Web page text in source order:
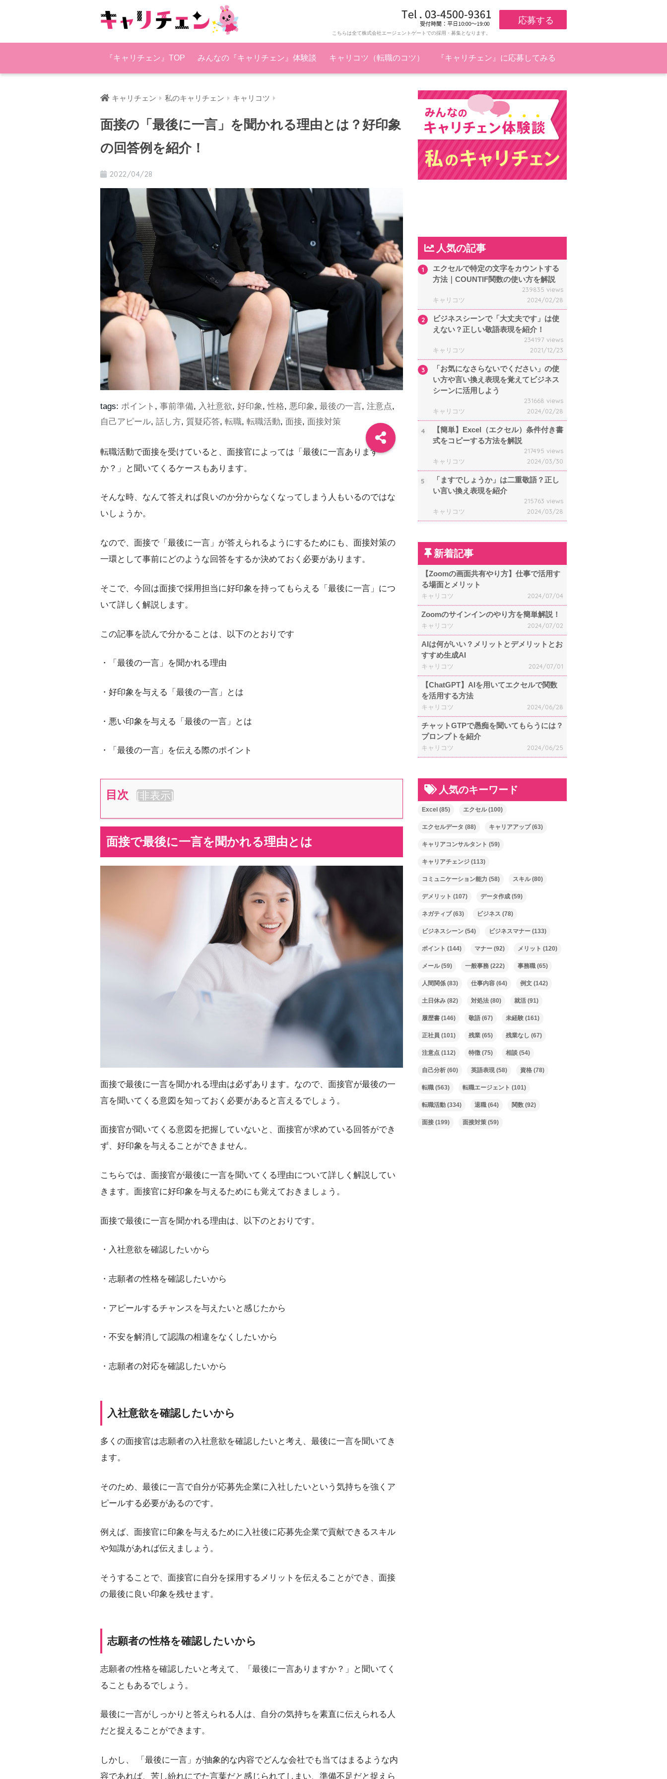
応募する
こちらは全て株式会社エージェントゲートでの採用・募集となります。
『キャリチェン』TOP みんなの『キャリチェン』体験談 キャリコツ（転職のコツ） 『キャリチェン』に応募してみる
キャリチェン 私のキャリチェン キャリコツ
面接の「最後に一言」を聞かれる理由とは？好印象
の回答例を紹介！
2022/04/28
tags: ポイント , 事前準備, 入社意欲, 好印象,性格, 悪印象, 最後の一言, 注意点,
自己アピール, 話し方, 質疑応答, 転職, 転職活動, 面接, 面接対策
転職活動で面接を受けていると、面接官によっては「最後に一言あります
か？」と聞いてくるケースもあります。
そんな時、なんて答えれば良いのか分からなくなってしまう人もいるのではな
いしょうか。
なので、面接で「最後に一言」が答えられるようにするためにも、面接対策の
一環として事前にどのような回答をするか決めておく必要があります。
そこで、今回は面接で採用担当に好印象を持ってもらえる「最後に一言」につ
いて詳しく解説します。
この記事を読んで分かることは、以下のとおりです
・「最後の一言」を聞かれる理由
・好印象を与える「最後の一言」とは
・悪い印象を与える「最後の一言」とは
・「最後の一言」を伝える際のポイント
目次 [非表示]
面接で最後に一言を聞かれる理由とは
面接で最後に一言を聞かれる理由は必ずあります。なので、面接官が最後の一
言を聞いてくる意図を知っておく必要があると言えるでしょう。
面接官が聞いてくる意図を把握していないと、面接官が求めている回答ができ
ず、好印象を与えることができません。
こちらでは、面接官が最後に一言を聞いてくる理由について詳しく解説してい
きます。面接官に好印象を与えるためにも覚えておきましょう。
面接で最後に一言を聞かれる理由は、以下のとおりです。
・入社意欲を確認したいから
・志願者の性格を確認したいから
・アピールするチャンスを与えたいと感じたから
・不安を解消して認識の相違をなくしたいから
・志願者の対応を確認したいから
入社意欲を確認したいから
多くの面接官は志願者の入社意欲を確認したいと考え、最後に一言を聞いてき
ます。
そのため、最後に一言で自分が応募先企業に入社したいという気持ちを強くア
ピールする必要があるのです。
例えば、面接官に印象を与えるために入社後に応募先企業で貢献できるスキル
や知識があれば伝えましょう。
そうすることで、面接官に自分を採用するメリットを伝えることができ、面接
の最後に良い印象を残せます。
志願者の性格を確認したいから
志願者の性格を確認したいと考えて、「最後に一言ありますか？」と聞いてく
ることもあるでしょう。
最後に一言がしっかりと答えられる人は、自分の気持ちを素直に伝えられる人
だと捉えることができます。
しかし、 「最後に一言」が抽象的な内容でどんな会社でも当てはまるような内
容であれば、苦し紛れにでた言葉だと感じられてしまい、準備不足だと捉えら
人気の記事
1
エクセルで特定の文字をカウントする
方法｜COUNTIF関数の使い方を解説
239835 views
キャリコツ
2024/02/28
2
ビジネスシーンで「大丈夫です」は使
えない？正しい敬語表現を紹介！
234197 views
キャリコツ
2021/12/23
3
「お気になさらないでください」の使
い方や言い換え表現を覚えてビジネス
シーンに活用しよう
231668 views
キャリコツ
2024/02/28
4
【簡単】Excel（エクセル）条件付き書
式をコピーする方法を解説
217495 views
キャリコツ
2024/03/30
5
「ますでしょうか」は二重敬語？正し
い言い換え表現を紹介
215763 views
キャリコツ
2024/03/28
新着記事
【Zoomの画面共有やり方】仕事で活用す
る場面とメリット
キャリコツ 2024/07/04
Zoomのサインインのやり方を簡単解説！
キャリコツ 2024/07/02
AIは何がいい？メリットとデメリットとお
すすめ生成AI
キャリコツ 2024/07/01
【ChatGPT】AIを用いてエクセルで関数
を活用する方法
キャリコツ 2024/06/28
チャットGTPで愚痴を聞いてもらうには？
プロンプトを紹介
キャリコツ 2024/06/25
人気のキーワード
Excel (85) エクセル(100)
エクセルデータ (88) キャリアアップ(63)
キャリアコンサルタント (59)
キャリアチェンジ (113)
コミュニケーション能力 (58) スキル(80)
デメリット (107) データ作成 (59)
ネガティブ(63) ビジネス (78)
ビジネスシーン (54) ビジネスマナー (133)
ポイント (144) マナー (92) メリット (120)
メール(59) 一般事務 (222) 事務職 (65)
人間関係 (83) 仕事内容 (64) 例文 (142)
土日休み (82) 対処法 (80) 就活 (91)
履歴書 (146) 敬語 (67) 未経験 (161)
正社員 (101) 残業 (65) 残業なし (67)
注意点 (112) 特徴 (75) 相談 (54)
自己分析 (60) 英語表現(58) 資格 (78)
転職 (563) 転職エージェント (101)
転職活動 (334) 退職 (64) 関数 (92)
面接 (199) 面接対策 (59)